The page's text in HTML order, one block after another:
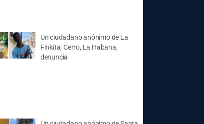
Un ciudadano anónimo de La
Finkita, Cerro, La Habana,
denuncia